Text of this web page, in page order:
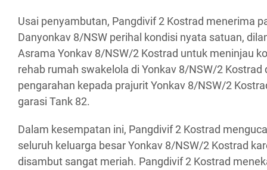
Usai penyambutan, Pangdivif 2 Kostrad menerima
Danyonkav 8/NSW perihal kondisi nyata satuan,
Asrama Yonkav 8/NSW/2 Kostrad untuk meninjau
rehab rumah swakelola di Yonkav 8/NSW/2
pengarahan kepada prajurit Yonkav 8/NSW/2
garasi Tank 82.
Dalam kesempatan ini, Pangdivif 2 Kostrad
seluruh keluarga besar Yonkav 8/NSW/2 Kostrad
disambut sangat meriah. Pangdivif 2 Kostrad